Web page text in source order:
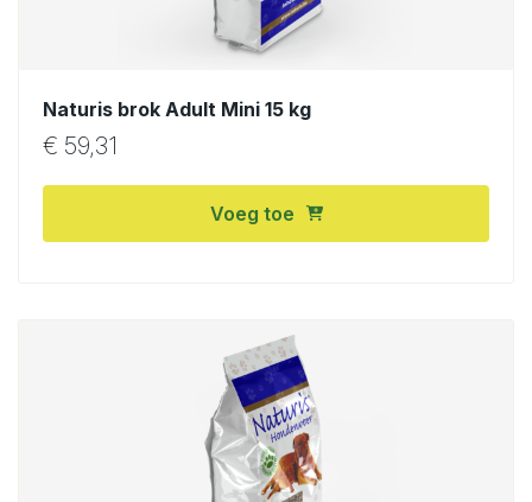
Naturis brok Adult Mini 15 kg
€ 59,31
Voeg toe